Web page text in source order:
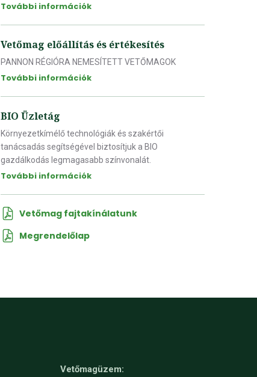
További információk
Vetőmag előállítás és értékesítés
PANNON RÉGIÓRA NEMESÍTETT VETŐMAGOK
További információk
BIO Üzletág
Környezetkímélő technológiák és szakértői
tanácsadás segítségével biztosítjuk a BIO
gazdálkodás legmagasabb színvonalát.
További információk
Vetőmag fajtakínálatunk
Megrendelőlap
Vetőmagüzem: